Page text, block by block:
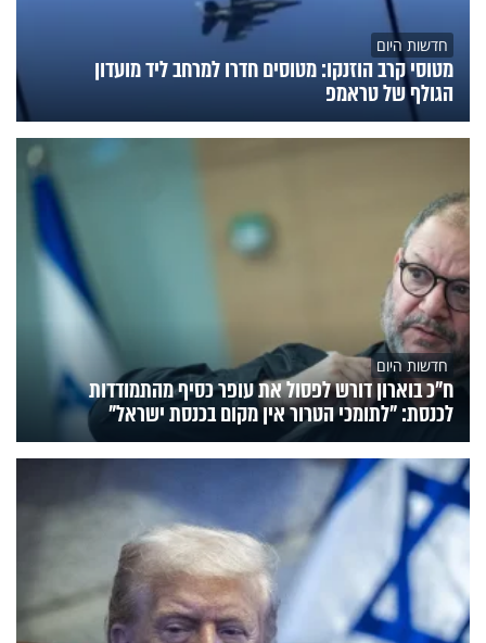
חדשות היום
מטוסי קרב הוזנקו: מטוסים חדרו למרחב ליד מועדון
הגולף של טראמפ
חדשות היום
ח״כ בוארון דורש לפסול את עופר כסיף מהתמודדות
לכנסת: "לתומכי הטרור אין מקום בכנסת ישראל"